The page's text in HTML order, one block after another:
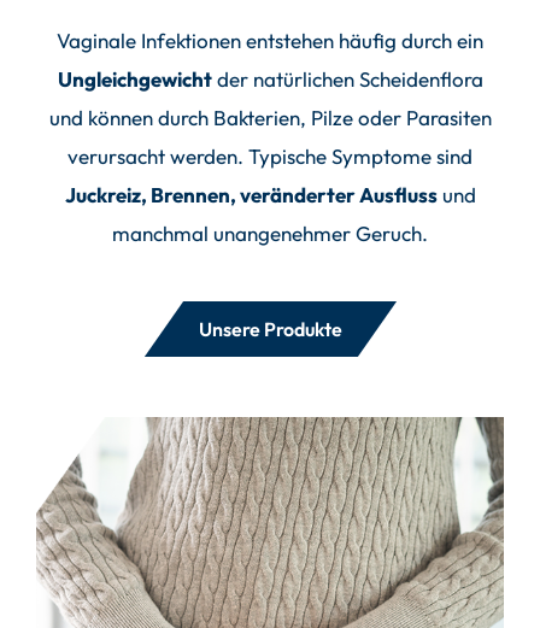
Vaginale Infektionen entstehen häufig durch ein
Ungleichgewichtder natürlichen Scheidenflora
und können durch Bakterien, Pilze oder Parasiten
verursacht werden. Typische Symptome sind
Juckreiz, Brennen, veränderter Ausflussund
manchmal unangenehmer Geruch.
Unsere Produkte